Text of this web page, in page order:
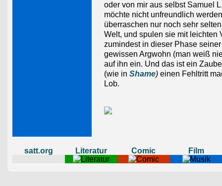
oder von mir aus selbst Samuel
möchte nicht unfreundlich
überraschen nur noch sehr
Welt, und spulen sie mit leichten
zumindest in dieser Phase
gewissen Argwohn (man weiß
auf ihn ein. Und das ist ein
(wie in Shame) einen Fehltritt
Lob.
satt.org Literatur Comic Film